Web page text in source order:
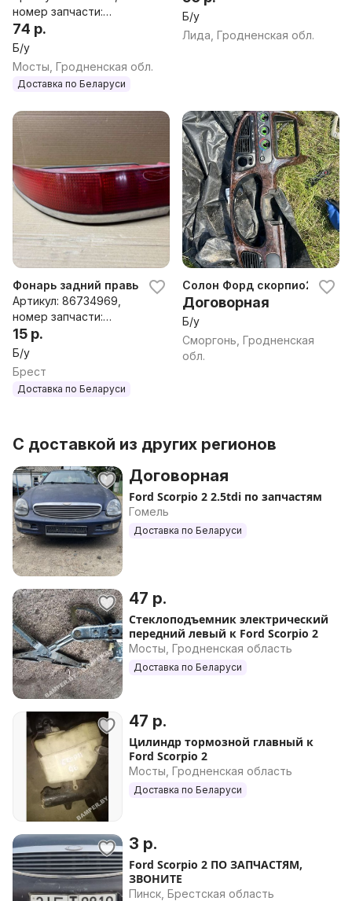
номер запчасти:
41805940
74 р.
Б/у
Мосты, Гродненская обл.
Доставка по Беларуси
Б/у
Лида, Гродненская обл.
Фонарь задний правый к Ford Scorpio 2
Артикул: 86734969,
номер запчасти:
95GG13A602AB
15 р.
Б/у
Брест
Доставка по Беларуси
Солон Форд скорпио2
Договорная
Б/у
Сморгонь, Гродненская
обл.
С доставкой из других регионов
Договорная
Ford Scorpio 2 2.5tdi по запчастям
Гомель
Доставка по Беларуси
47 р.
Стеклоподъемник электрический
передний левый к Ford Scorpio 2
Мосты, Гродненская область
Доставка по Беларуси
47 р.
Цилиндр тормозной главный к
Ford Scorpio 2
Мосты, Гродненская область
Доставка по Беларуси
3 р.
Ford Scorpio 2 ПО ЗАПЧАСТЯМ,
ЗВОНИТЕ
Пинск, Брестская область